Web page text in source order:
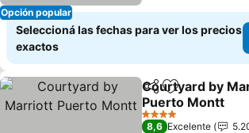
Opción popular
Seleccioná las fechas para ver los precios
exactos
CompartirAñadir a
Courtyard by
Puerto Montt
Ver precios
4 Estrellas
8,6 Excelente